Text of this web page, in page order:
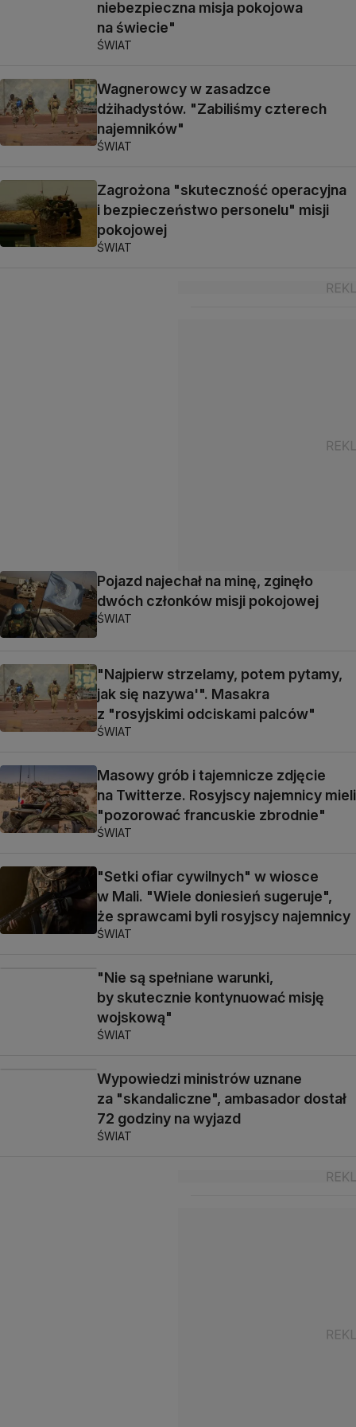
niebezpieczna misja pokojowa
na świecie"
ŚWIAT
Wagnerowcy w zasadzce
dżihadystów. "Zabiliśmy czterech
najemników"
ŚWIAT
Zagrożona "skuteczność operacyjna
i bezpieczeństwo personelu" misji
pokojowej
ŚWIAT
Pojazd najechał na minę, zginęło
dwóch członków misji pokojowej
ŚWIAT
"Najpierw strzelamy, potem pytamy,
jak się nazywa'". Masakra
z "rosyjskimi odciskami palców"
ŚWIAT
Masowy grób i tajemnicze zdjęcie
na Twitterze. Rosyjscy najemnicy mieli
"pozorować francuskie zbrodnie"
ŚWIAT
"Setki ofiar cywilnych" w wiosce
w Mali. "Wiele doniesień sugeruje",
że sprawcami byli rosyjscy najemnicy
ŚWIAT
"Nie są spełniane warunki,
by skutecznie kontynuować misję
wojskową"
ŚWIAT
Wypowiedzi ministrów uznane
za "skandaliczne", ambasador dostał
72 godziny na wyjazd
ŚWIAT